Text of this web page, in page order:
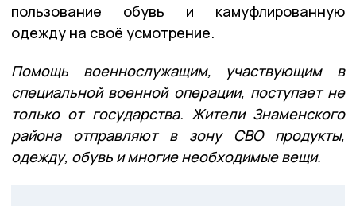
пользование обувь и камуфлированную
одежду на своё усмотрение.
Помощь военнослужащим, участвующим в
специальной военной операции, поступает не
только от государства. Жители Знаменского
района отправляют в зону СВО продукты,
одежду, обувь и многие необходимые вещи.